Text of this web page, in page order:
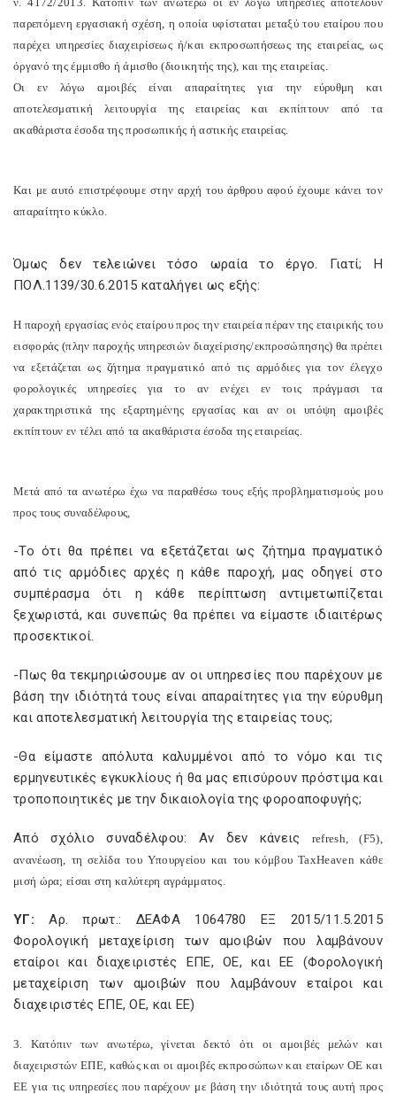
παρεπόμενη εργασιακή σχέση, η οποία υφίσταται μεταξύ του εταίρου που
παρέχει υπηρεσίες διαχειρίσεως ή/και εκπροσωπήσεως της εταιρείας, ως
όργανό της έμμισθο ή άμισθο (διοικητής της), και της εταιρείας.
Οι εν λόγω αμοιβές είναι απαραίτητες για την εύρυθμη και
αποτελεσματική λειτουργία της εταιρείας και εκπίπτουν από τα
ακαθάριστα έσοδα της προσωπικής ή αστικής εταιρείας.
Και με αυτό επιστρέφουμε στην αρχή του άρθρου αφού έχουμε κάνει τον
απαραίτητο κύκλο.
Όμως δεν τελειώνει τόσο ωραία το έργο. Γιατί; Η
ΠΟΛ.1139/30.6.2015 καταλήγει ως εξής:
Η παροχή εργασίας ενός εταίρου προς την εταιρεία πέραν της εταιρικής του
εισφοράς (πλην παροχής υπηρεσιών διαχείρισης/εκπροσώπησης) θα πρέπει
να εξετάζεται ως ζήτημα πραγματικό από τις αρμόδιες για τον έλεγχο
φορολογικές υπηρεσίες για το αν ενέχει εν τοις πράγμασι τα
χαρακτηριστικά της εξαρτημένης εργασίας και αν οι υπόψη αμοιβές
εκπίπτουν εν τέλει από τα ακαθάριστα έσοδα της εταιρείας.
Μετά από τα ανωτέρω έχω να παραθέσω τους εξής προβληματισμούς μου
προς τους συναδέλφους,
-Το ότι θα πρέπει να εξετάζεται ως ζήτημα πραγματικό
από τις αρμόδιες αρχές η κάθε παροχή, μας οδηγεί στο
συμπέρασμα ότι η κάθε περίπτωση αντιμετωπίζεται
ξεχωριστά, και συνεπώς θα πρέπει να είμαστε ιδιαιτέρως
προσεκτικοί.
-Πως θα τεκμηριώσουμε αν οι υπηρεσίες που παρέχουν με
βάση την ιδιότητά τους είναι απαραίτητες για την εύρυθμη
και αποτελεσματική λειτουργία της εταιρείας τους;
-Θα είμαστε απόλυτα καλυμμένοι από το νόμο και τις
ερμηνευτικές εγκυκλίους ή θα μας επισύρουν πρόστιμα και
τροποποιητικές με την δικαιολογία της φοροαποφυγής;
Από σχόλιο συναδέλφου: Αν δεν κάνεις refresh, (F5),
ανανέωση, τη σελίδα του Υπουργείου και του κόμβουTaxHeaven κάθε
μισή ώρα; είσαι στη καλύτερη αγράμματος.
ΥΓ:Αρ. πρωτ.: ΔΕΑΦΑ 1064780 ΕΞ 2015/11.5.2015
Φορολογική μεταχείριση των αμοιβών που λαμβάνουν
εταίροι και διαχειριστές ΕΠΕ, ΟΕ, και ΕΕ (Φορολογική
μεταχείριση των αμοιβών που λαμβάνουν εταίροι και
διαχειριστές ΕΠΕ, ΟΕ, και ΕΕ)
3. Κατόπιν των ανωτέρω, γίνεται δεκτό ότι οι αμοιβές μελών και
διαχειριστών ΕΠΕ, καθώς και οι αμοιβές εκπροσώπων και εταίρων ΟΕ και
ΕΕ για τις υπηρεσίες που παρέχουν με βάση την ιδιότητά τους αυτή προς